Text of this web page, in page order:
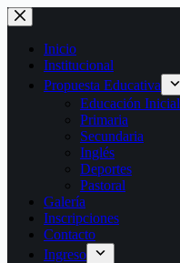
Saltar
al
contenido
Inicio
Institucional
Propuesta Educativa
Educación Inicial
Primaria
Secundaria
Inglés
Deportes
Pastoral
Galería
Inscripciones
Contacto
Ingreso